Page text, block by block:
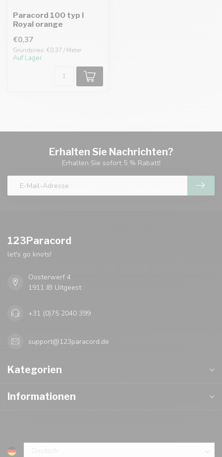
Paracord 100 typ I
Royal orange
€0,37
Grundpreis: €0,37 / Meter
Auf Lager
Erhalten Sie Nachrichten?
Erhalten Sie sofort 5 % Rabatt!
123Paracord
let's go knots!
Oosterwerf 4
1911 JB Uitgeest
+31 (0)75 2040 399
support@123paracord.de
Kategorien
Informationen